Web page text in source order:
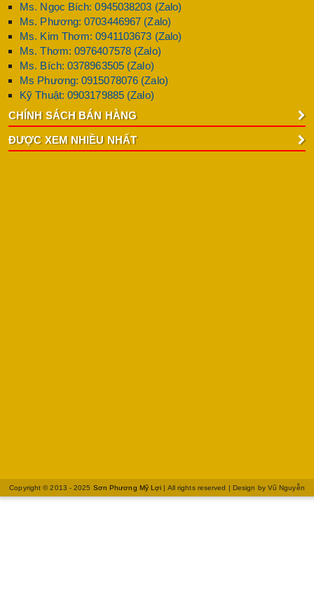
Ms. Ngọc Bích: 0945038203 (Zalo)
Ms. Phương: 0703446967 (Zalo)
Ms. Kim Thơm: 0941103673 (Zalo)
Ms. Thơm: 0976407578 (Zalo)
Ms. Bích: 0378963505 (Zalo)
Ms Phương: 0915078076 (Zalo)
Kỹ Thuật: 0903179885 (Zalo)
CHÍNH SÁCH BÁN HÀNG
ĐƯỢC XEM NHIỀU NHẤT
Copyright © 2013 - 2025 Sơn Phương Mỹ Lợi | All rights reserved | Design by Vũ Nguyễn